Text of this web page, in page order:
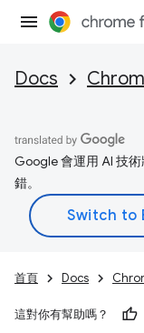
Docs
Google 會運用 AI 技
錯。
首頁 Docs
這對你有幫助嗎？